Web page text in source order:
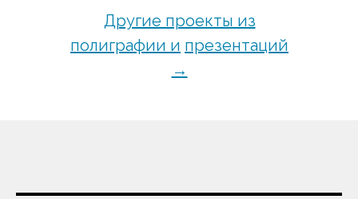
Другие проекты из
полиграфии и презентаций
→